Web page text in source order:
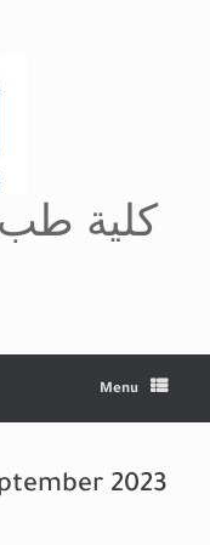
كلية طب
Menu
2023